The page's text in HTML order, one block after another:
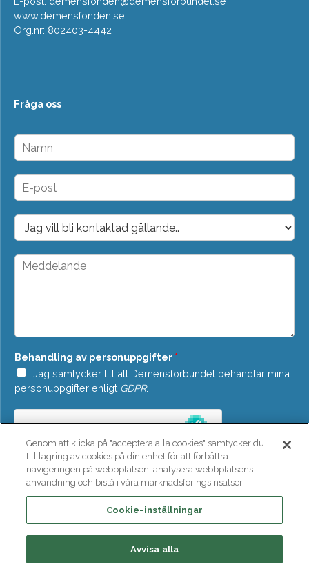
www.demensfonden.se
Org.nr: 802403-4442
Fråga oss
N
n
E
o
t
*
D
p
M
a
d
e
*
Behandling av personuppgifter *
Jag samtycker till att Demensförbundet behandlar mina
personuppgifter enligt GDPR.
SKICKA
Genom att klicka på "acceptera alla cookies" samtycker du
till lagring av cookies på din enhet för att förbättra
navigeringen på webbplatsen, analysera webbplatsens
användning och bistå i våra marknadsföringsinsatser.
Cookie-inställningar
Avvisa alla